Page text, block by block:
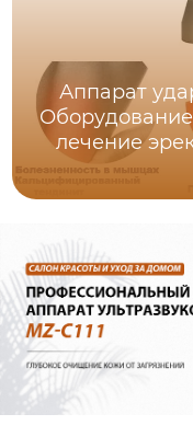
Аппарат
лечение